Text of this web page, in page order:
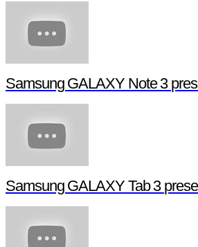
Samsung GALAXY Note 3 presents
Samsung GALAXY Tab 3 presents "Make it